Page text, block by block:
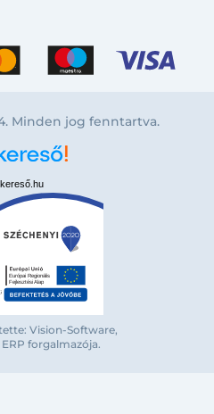
Minden jog fenntartva.
Vision-Software,
forgalmazója.